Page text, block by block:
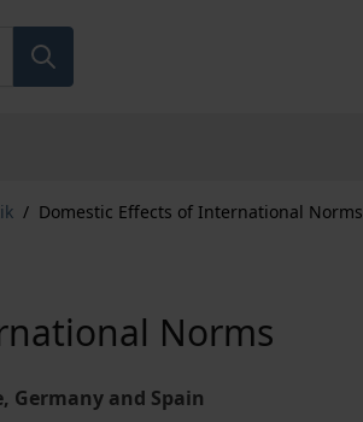
/ Domestic Effects of International Norms
Norms
Germany and Spain